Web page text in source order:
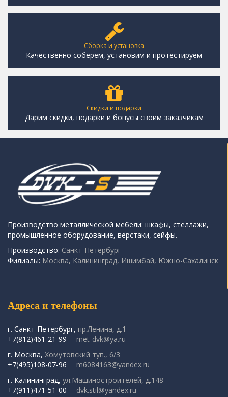
Сборка и установка
Качественно соберем, установим и протестируем
Скидки и подарки
Дарим скидки, подарки и бонусы своим заказчикам
Производство металлической мебели: шкафы, стеллажи,
промышленное оборудование, верстаки, сейфы.
Производство: Санкт-Петербург
Филиалы: Москва, Калининград, Ишимбай, Южно-Сахалинск
Адреса и телефоны
г. Санкт-Петербург, пр.Ленина, д.1
+7(812)461-21-99
met-dvk@ya.ru
г. Москва, Хомутовский туп., 6/3
+7(495)108-07-96
m6084163@yandex.ru
г. Калининград, ул.Машиностроителей, д.148
+7(911)471-51-00
dvk.stil@yandex.ru